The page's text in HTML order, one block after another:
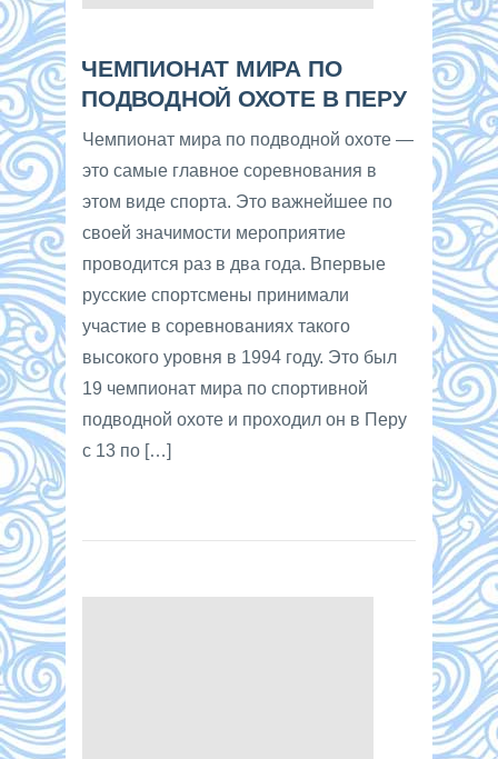
ЧЕМПИОНАТ МИРА ПО
ПОДВОДНОЙ ОХОТЕ В ПЕРУ
Чемпионат мира по подводной охоте —
это самые главное соревнования в
этом виде спорта. Это важнейшее по
своей значимости мероприятие
проводится раз в два года. Впервые
русские спортсмены принимали
участие в соревнованиях такого
высокого уровня в 1994 году. Это был
19 чемпионат мира по спортивной
подводной охоте и проходил он в Перу
с 13 по […]